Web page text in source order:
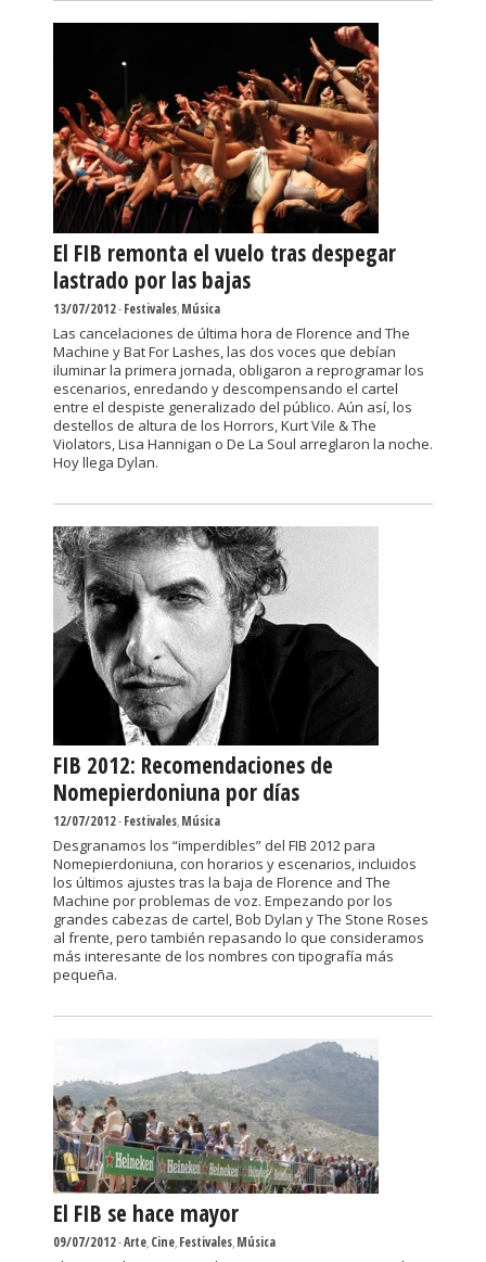
El FIB remonta el vuelo tras despegar
lastrado por las bajas
13/07/2012-Festivales,Música
Las cancelaciones de última hora de Florence and The
Machine y Bat For Lashes, las dos voces que debían
iluminar la primera jornada, obligaron a reprogramar los
escenarios, enredando y descompensando el cartel
entre el despiste generalizado del público. Aún así, los
destellos de altura de los Horrors, Kurt Vile & The
Violators, Lisa Hannigan o De La Soul arreglaron la noche.
Hoy llega Dylan.
FIB 2012: Recomendaciones de
Nomepierdoniuna por días
12/07/2012-Festivales,Música
Desgranamos los “imperdibles” del FIB 2012 para
Nomepierdoniuna, con horarios y escenarios, incluidos
los últimos ajustes tras la baja de Florence and The
Machine por problemas de voz. Empezando por los
grandes cabezas de cartel, Bob Dylan y The Stone Roses
al frente, pero también repasando lo que consideramos
más interesante de los nombres con tipografía más
pequeña.
El FIB se hace mayor
09/07/2012-Arte,Cine,Festivales,Música